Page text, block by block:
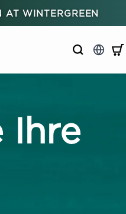
AT WINTERGREEN
Ihre